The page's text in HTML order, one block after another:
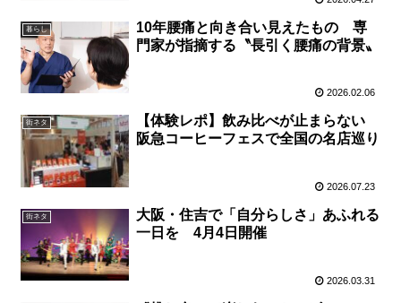
暮らし
10年腰痛と向き合い見えたもの 専
門家が指摘する〝長引く腰痛の背景〟
2026.02.06
街ネタ
【体験レポ】飲み比べが止まらない
阪急コーヒーフェスで全国の名店巡り
2026.07.23
街ネタ
大阪・住吉で「自分らしさ」あふれる
一日を 4月4日開催
2026.03.31